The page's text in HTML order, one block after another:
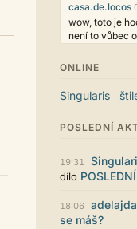
casa.de.locos
wow, toto je
není to vůbec
Už i počet
reklama co
myslím také už
Líbí se mi
vzhledu. Na
jsou sice mezi
určitě to půjde
stylem...
ONLINE
Singularis
POSLEDNÍ
19:31
dílo
18:06 adelajda
se máš?